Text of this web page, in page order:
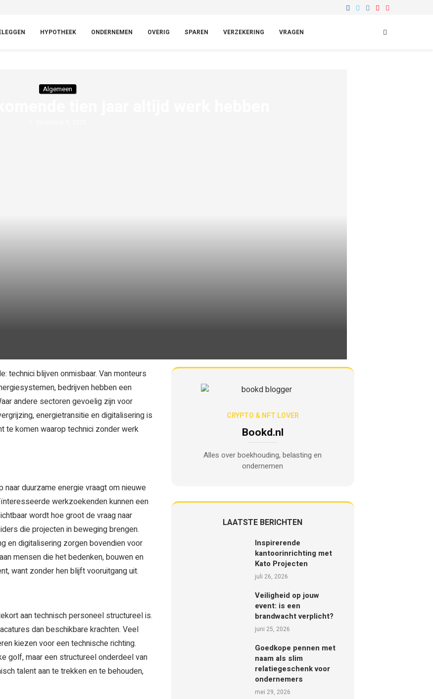
HYPOTHEEK ONDERNEMEN OVERIG SPAREN VERZEKERING VRAGEN
Algemeen
technici blijven onmisbaar. Van monteurs
bedrijven hebben een
andere sectoren gevoelig zijn voor
energietransitie en digitalisering is
te komen waarop technici zonder werk
duurzame energie vraagt om nieuwe
werkzoekenden kunnen een
wordt hoe groot de vraag naar
die projecten in beweging brengen.
en digitalisering zorgen bovendien voor
mensen die het bedenken, bouwen en
want zonder hen blijft vooruitgang uit.
aan technisch personeel structureel is.
dan beschikbare krachten. Veel
kiezen voor een technische richting.
golf, maar een structureel onderdeel van
talent aan te trekken en te behouden,
CRYPTO & NFT LOVER
Bookd.nl
Alles over boekhouding, belasting en
ondernemen
LAATSTE BERICHTEN
Inspirerende
kantoorinrichting met
Kato Projecten
juli 26, 2026
Veiligheid op jouw
event: is een
brandwacht verplicht?
juni 25, 2026
Goedkope pennen met
naam als slim
relatiegeschenk voor
ondernemers
mei 29, 2026